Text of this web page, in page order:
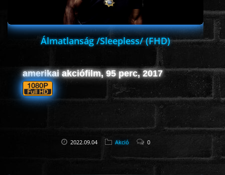
DRÁMA
ROMANTIKUS
Álmatlanság /Sleepless/ (FHD)
amerikai akciófilm, 95 perc, 2017
2022.09.04 Akció 0